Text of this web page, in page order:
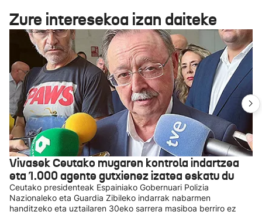
Zure interesekoa izan daiteke
Vivasek Ceutako mugaren kontrola indartzea
eta 1.000 agente gutxienez izatea eskatu du
Ceutako presidenteak Espainiako Gobernuari Polizia
Nazionaleko eta Guardia Zibileko indarrak nabarmen
handitzeko eta uztailaren 30eko sarrera masiboa berriro ez